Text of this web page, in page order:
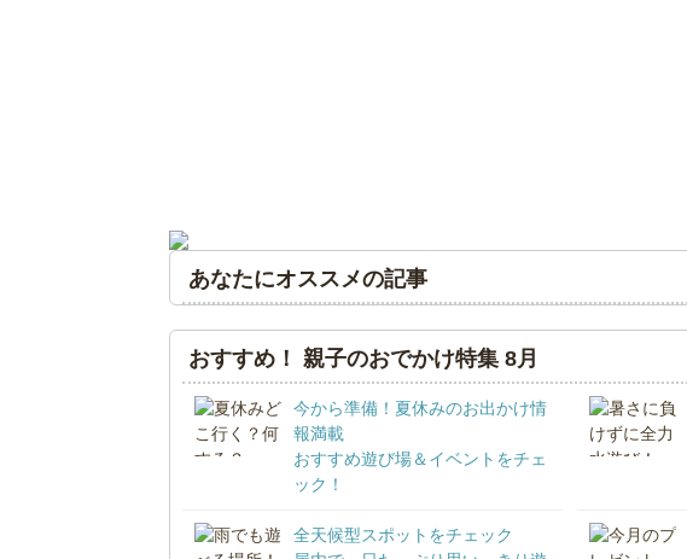
あなたにオススメの記事
おすすめ！ 親子のおでかけ特集 8月
今から準備！夏休みのお出かけ情
報満載
おすすめ遊び場＆イベントをチェ
ック！
全天候型スポットをチェック